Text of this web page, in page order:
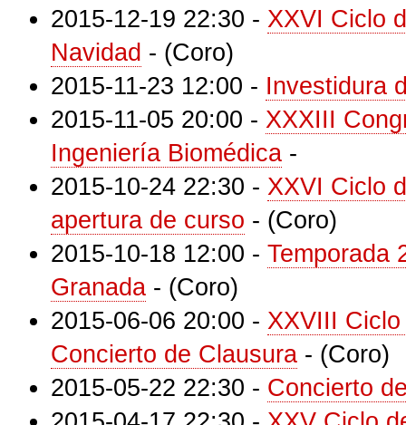
2015-12-19 22:30 - XXVI Ciclo
Navidad - (Coro)
2015-11-23 12:00 - Investidura
2015-11-05 20:00 - XXXIII
Ingeniería Biomédica -
2015-10-24 22:30 - XXVI Ciclo
apertura de curso - (Coro)
2015-10-18 12:00 - Temporada
Granada - (Coro)
2015-06-06 20:00 - XXVIII
Concierto de Clausura - (Coro)
2015-05-22 22:30 - Concierto